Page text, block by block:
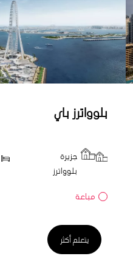
بلوواترز باي
جزيرة
بلوواترز
مباعة
يتعلم أكثر